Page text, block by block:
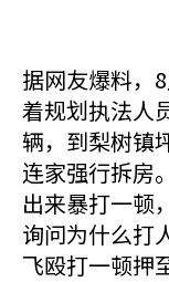
据网友爆料，
着规划执法人
辆，到梨树镇
连家强行拆房
出来暴打一顿
询问为什么打
飞殴打一顿押